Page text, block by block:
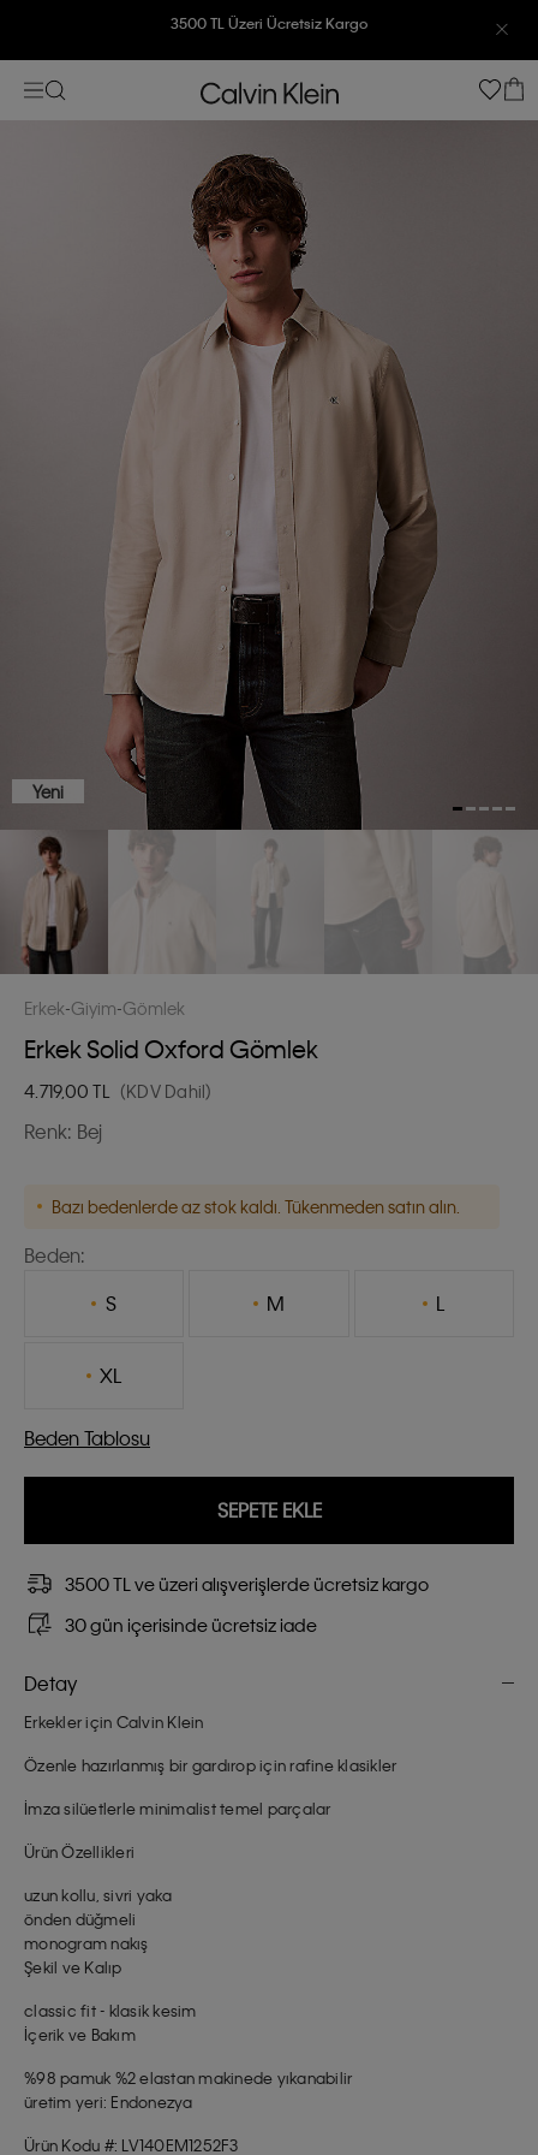
7500 TL Ve Üzeri Alışverişlerinizde 6 Taksit İmkanı
Yeni
Erkek Giyim Gömlek
Erkek Solid Oxford Gömlek
4.719,00 TL (KDV Dahil)
Renk: Bej
Bazı bedenlerde az stok kaldı. Tükenmeden satın alın.
Beden:
S
M L
XL
Beden Tablosu
SEPETE EKLE
3500 TL ve üzeri alışverişlerde ücretsiz kargo
30 gün içerisinde ücretsiz iade
Detay
Erkekler için Calvin Klein
Özenle hazırlanmış bir gardırop için rafine klasikler
İmza silüetlerle minimalist temel parçalar
Ürün Özellikleri
uzun kollu, sivri yaka
önden düğmeli
monogram nakış
Şekil ve Kalıp
classic fit - klasik kesim
İçerik ve Bakım
%98 pamuk %2 elastan makinede yıkanabilir
üretim yeri: Endonezya
Ürün Kodu #: LV140EM1252F3